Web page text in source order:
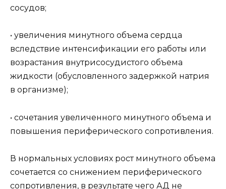
сосудов;
• увеличения минутного объема сердца
вследствие интенсификации его работы или
возрастания внутрисосудистого объема
жидкости (обусловленного задержкой натрия
в организме);
• сочетания увеличенного минутного объема и
повышения периферического сопротивления.
В нормальных условиях рост минутного объема
сочетается со снижением периферического
сопротивления, в результате чего АД не